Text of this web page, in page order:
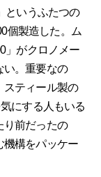
というふたつの
個製造した。ム
」がクロノメー
い。重要なの
スティール製の
にする人もいる
り前だったの
機構をパッケー